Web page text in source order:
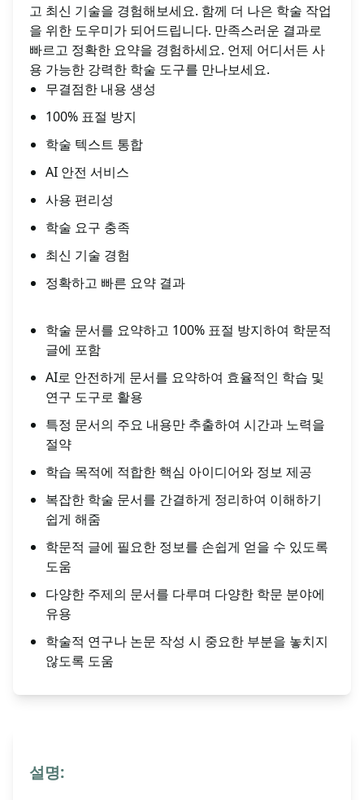
고 최신 기술을 경험해보세요. 함께 더 나은 학술 작업
을 위한 도우미가 되어드립니다. 만족스러운 결과로
빠르고 정확한 요약을 경험하세요. 언제 어디서든 사
용 가능한 강력한 학술 도구를 만나보세요.
무결점한 내용 생성
100% 표절 방지
학술 텍스트 통합
AI 안전 서비스
사용 편리성
학술 요구 충족
최신 기술 경험
정확하고 빠른 요약 결과
학술 문서를 요약하고 100% 표절 방지하여 학문적
글에 포함
AI로 안전하게 문서를 요약하여 효율적인 학습 및
연구 도구로 활용
특정 문서의 주요 내용만 추출하여 시간과 노력을
절약
학습 목적에 적합한 핵심 아이디어와 정보 제공
복잡한 학술 문서를 간결하게 정리하여 이해하기
쉽게 해줌
학문적 글에 필요한 정보를 손쉽게 얻을 수 있도록
도움
다양한 주제의 문서를 다루며 다양한 학문 분야에
유용
학술적 연구나 논문 작성 시 중요한 부분을 놓치지
않도록 도움
설명: